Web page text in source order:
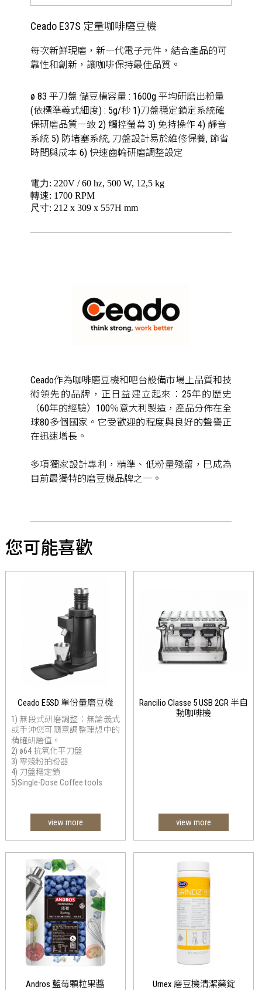
Ceado E37S 定量咖啡磨豆機
每次新鮮現磨，新一代電子元件，結合產品的可
靠性和創新，讓咖啡保持最佳品質。
ø 83 平刀盤 儲豆槽容量 : 1600g 平均研磨出粉量
(依標準義式細度) : 5g/秒 1)刀盤穩定鎖定系統確
保研磨品質一致 2) 觸控螢幕 3) 免持操作 4) 靜音
系統 5) 防堵塞系統, 刀盤設計易於維修保養, 節省
時間與成本 6) 快速齒輪研磨調整設定
電力: 220V / 60 hz, 500 W, 12,5 kg
轉速: 1700 RPM
尺寸: 212 x 309 x 557H mm
Ceado作為咖啡磨豆機和吧台設備市場上品質和技
術領先的品牌，正日益建立起來：25年的歷史
（60年的經驗）100％意大利製造，產品分佈在全
球80多個國家。它受歡迎的程度與良好的聲譽正
在迅速增長。
多項獨家設計專利，精準、低粉量殘留，巳成為
目前最獨特的磨豆機品牌之一。
您可能喜歡
Ceado E5SD 單份量磨豆機
1) 無段式研磨調整：無論義式
或手沖您可隨意調整理想中的
精確研磨值。
2) ø64 抗氧化平刀盤
3) 零殘粉拍粉器
4) 刀盤穩定鎖
5)Single-Dose Coffee tools
view more
Rancilio Classe 5 USB 2GR 半自
動咖啡機
view more
Andros 藍莓顆粒果醬 Urnex 磨豆機清潔藥錠